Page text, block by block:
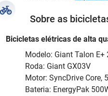
Sobre as
Bicicletas elétricas de alta
Modelo: Giant Talon E+
Roda: Giant GX03V
Motor: SyncDrive Core,
Bateria: EnergyPak